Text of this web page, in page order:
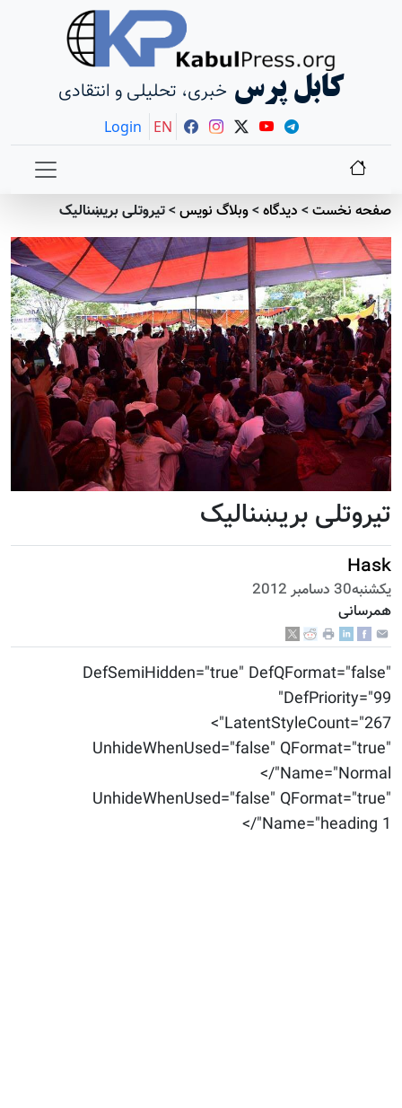
کابل پرس خبری، تحلیلی و انتقادی
Login EN
صفحه نخست> دیدگاه>وبلاگ نویس>تیروتلی بریښنالیک
تیروتلی بریښنالیک
Hask
يكشنبه30 دسامبر 2012
همرسانی
DefSemiHidden="true" DefQFormat="false"
DefPriority="99"
LatentStyleCount="267">
UnhideWhenUsed="false" QFormat="true"
Name="Normal"/>
UnhideWhenUsed="false" QFormat="true"
Name="heading 1"/>